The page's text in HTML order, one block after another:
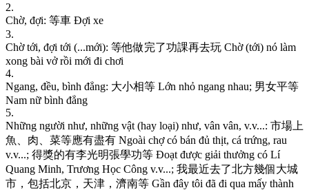
2.
Chờ, đợi: 等車 Đợi xe
3.
Chờ tới, đợi tới (...mới): 等他做完了功課再去玩 Chờ (tới) nó làm
xong bài vở rồi mới đi chơi
4.
Ngang, đều, bình đẳng: 大小相等 Lớn nhỏ ngang nhau; 男女平等
Nam nữ bình đẳng
5.
Những người như, những vật (hay loại) như, vân vân, v.v...: 市場 上
魚
肉 菜等應有盡有 Ngoài chợ có bán đủ thịt, cá trứng, rau
v.v...; 得獎的有李光明張學功等 Đoạt được giải thưởng có Lí
Quang Minh, Trương Học Công v.v...; 我最近去了北方幾個大城
市 ， 包括北京 ， 天津 ， 濟南等 Gần đây tôi đã đi qua mấy thành